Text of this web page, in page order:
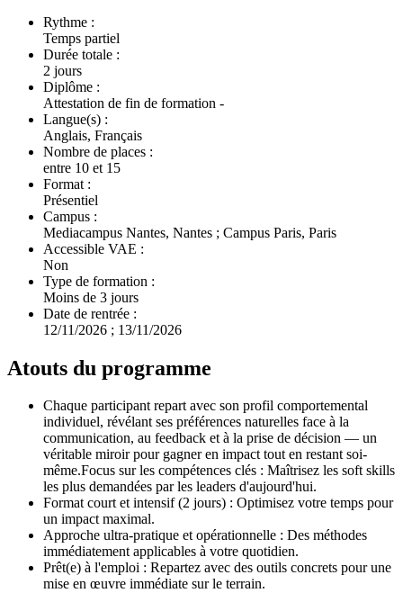
Rythme :
Temps partiel
Durée totale :
2 jours
Diplôme :
Attestation de fin de formation -
Langue(s) :
Anglais, Français
Nombre de places :
entre 10 et 15
Format :
Présentiel
Campus :
Mediacampus Nantes, Nantes ; Campus Paris, Paris
Accessible VAE :
Non
Type de formation :
Moins de 3 jours
Date de rentrée :
12/11/2026 ; 13/11/2026
Atouts du programme
Chaque participant repart avec son profil comportemental
individuel, révélant ses préférences naturelles face à la
communication, au feedback et à la prise de décision — un
véritable miroir pour gagner en impact tout en restant soi-
même.Focus sur les compétences clés : Maîtrisez les soft skills
les plus demandées par les leaders d'aujourd'hui.
Format court et intensif (2 jours) : Optimisez votre temps pour
un impact maximal.
Approche ultra-pratique et opérationnelle : Des méthodes
immédiatement applicables à votre quotidien.
Prêt(e) à l'emploi : Repartez avec des outils concrets pour une
mise en œuvre immédiate sur le terrain.